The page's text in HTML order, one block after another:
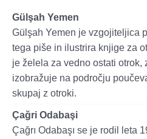
Gülşah Yemen
Gülşah Yemen je vzgojiteljica
tega piše in ilustrira knjige za
je želela za vedno ostati otrok,
izobražuje na področju
skupaj z otroki.
Çağri Odabaşi
Çağrı Odabaşı se je rodil leta